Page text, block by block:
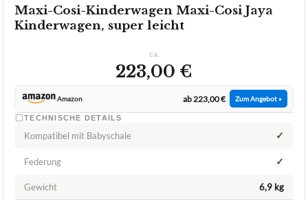
Maxi-Cosi-Kinderwagen Maxi-Cosi Jaya
Kinderwagen, super leicht
ca.
223,00 €
Amazon ab 223,00 € Zum Angebot »
TECHNISCHE DETAILS
Kompatibel mit Babyschale ✓
Federung ✓
Gewicht 6,9 kg